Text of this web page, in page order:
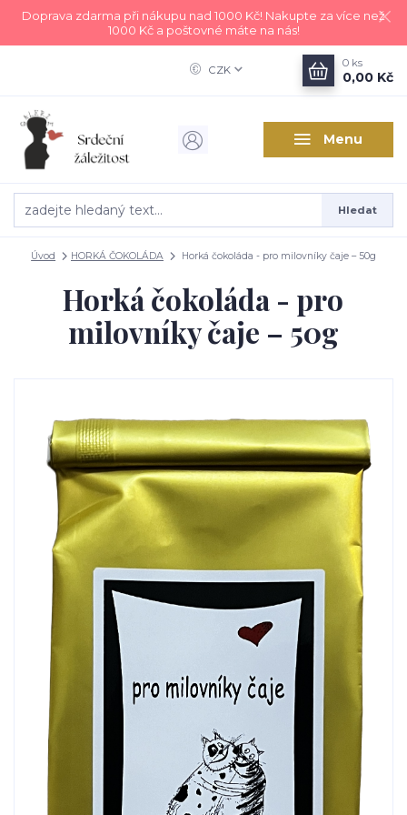
Doprava zdarma při nákupu nad 1000 Kč! Nakupte za více než
1000 Kč a poštovné máte na nás!
Menu
CZK
Hledat
0 ks
0,00 Kč
Úvod HORKÁ ČOKOLÁDA Horká čokoláda - pro milovníky čaje – 50g
Horká čokoláda - pro
milovníky čaje – 50g